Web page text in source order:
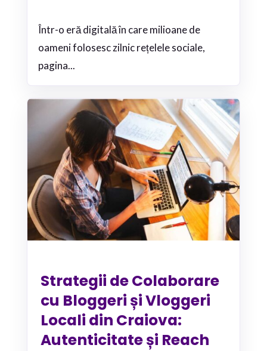
Într-o eră digitală în care milioane de
oameni folosesc zilnic rețelele sociale,
pagina...
Strategii de Colaborare
cu Bloggeri și Vloggeri
Locali din Craiova:
Autenticitate și Reach